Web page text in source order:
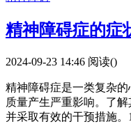
精神障碍症的症
2024-09-23 14:46 阅读()
精神障碍症是一类复杂的
质量产生严重影响。了
并采取有效的干预措施。